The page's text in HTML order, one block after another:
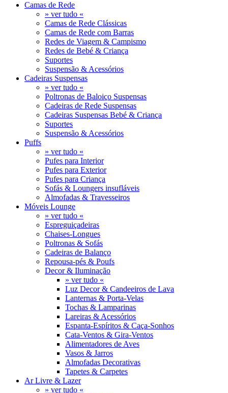
Camas de Rede
» ver tudo «
Camas de Rede Clássicas
Camas de Rede com Barras
Redes de Viagem & Campismo
Redes de Bebé & Criança
Suportes
Suspensão & Acessórios
Cadeiras Suspensas
» ver tudo «
Poltronas de Baloiço Suspensas
Cadeiras de Rede Suspensas
Cadeiras Suspensas Bebé & Criança
Suportes
Suspensão & Acessórios
Puffs
» ver tudo «
Pufes para Interior
Pufes para Exterior
Pufes para Criança
Sofás & Loungers insufláveis
Almofadas & Travesseiros
Móveis Lounge
» ver tudo «
Espreguiçadeiras
Chaises-Longues
Poltronas & Sofás
Cadeiras de Balanço
Repousa-pés & Poufs
Decor & Iluminação
» ver tudo «
Luz Decor & Candeeiros de Lava
Lanternas & Porta-Velas
Tochas & Lamparinas
Lareiras & Acessórios
Espanta-Espíritos & Caça-Sonhos
Cata-Ventos & Gira-Ventos
Alimentadores de Aves
Vasos & Jarros
Almofadas Decorativas
Tapetes & Carpetes
Ar Livre & Lazer
» ver tudo «